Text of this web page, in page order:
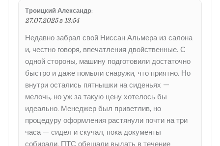
Троицкий Александр:
27.07.2025 в 13:54
Недавно забрал свой Ниссан Альмера из салона
и, честно говоря, впечатления двойственные. С
одной стороны, машину подготовили достаточно
быстро и даже помыли снаружи, что приятно. Но
внутри остались пятнышки на сиденьях —
мелочь, но уж за такую цену хотелось бы
идеально. Менеджер был приветлив, но
процедуру оформления растянули почти на три
часа — сидел и скучал, пока документы
собирали. ПТС обещали выдать в течение